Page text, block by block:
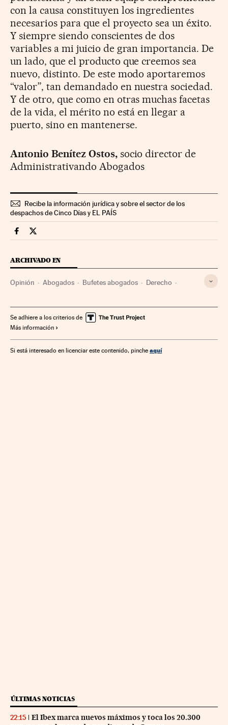
con la causa constituyen los ingredientes
necesarios para que el proyecto sea un éxito.
Y siempre siendo conscientes de dos
variables a mi juicio de gran importancia. De
un lado, que el producto que creemos sea
nuevo, distinto. De este modo aportaremos
“valor”, tan demandado en nuestra sociedad.
Y de otro, que como en otras muchas facetas
de la vida, el mérito no está en llegar a
puerto, sino en mantenerse.
Antonio Benítez Ostos,socio director de
Administrativando Abogados
Recibe la información jurídica y sobre el sector de los
despachos de Cinco Días y EL PAÍS
Legal Cinco Días en Facebook
Legal Cinco Días en Twitter
ARCHIVADO EN
Opinión Abogados Bufetes abogados Derecho
Se adhiere a los criterios de
Más información
Si está interesado en licenciar este contenido, pinche aquí
ÚLTIMAS NOTICIAS
22:15
El Ibex marca nuevos máximos y toca los 20.300